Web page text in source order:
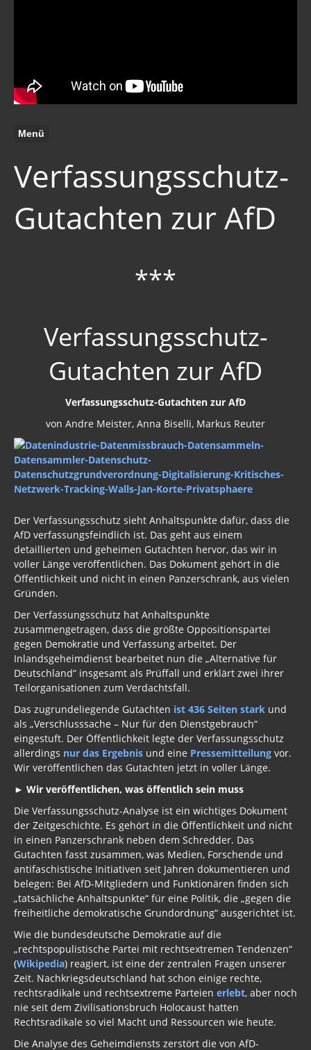
Menü
Verfassungsschutz-
Gutachten zur AfD
***
Verfassungsschutz-
Gutachten zur AfD
Verfassungsschutz-Gutachten zur AfD
von Andre Meister, Anna Biselli, Markus Reuter
Der Verfassungsschutz sieht Anhaltspunkte dafür, dass die
AfD verfassungsfeindlich ist. Das geht aus einem
detaillierten und geheimen Gutachten hervor, das wir in
voller Länge veröffentlichen. Das Dokument gehört in die
Öffentlichkeit und nicht in einen Panzerschrank, aus vielen
Gründen.
Der Verfassungsschutz hat Anhaltspunkte
zusammengetragen, dass die größte Oppositionspartei
gegen Demokratie und Verfassung arbeitet. Der
Inlandsgeheimdienst bearbeitet nun die „Alternative für
Deutschland“ insgesamt als Prüffall und erklärt zwei ihrer
Teilorganisationen zum Verdachtsfall.
Das zugrundeliegende Gutachten ist 436 Seiten stark und
als „Verschlusssache – Nur für den Dienstgebrauch“
eingestuft. Der Öffentlichkeit legte der Verfassungsschutz
allerdings nur das Ergebnis und eine Pressemitteilung vor.
Wir veröffentlichen das Gutachten jetzt in voller Länge.
► Wir veröffentlichen, was öffentlich sein muss
Die Verfassungsschutz-Analyse ist ein wichtiges Dokument
der Zeitgeschichte. Es gehört in die Öffentlichkeit und nicht
in einen Panzerschrank neben dem Schredder. Das
Gutachten fasst zusammen, was Medien, Forschende und
antifaschistische Initiativen seit Jahren dokumentieren und
belegen: Bei AfD-Mitgliedern und Funktionären finden sich
„tatsächliche Anhaltspunkte“ für eine Politik, die „gegen die
freiheitliche demokratische Grundordnung“ ausgerichtet ist.
Wie die bundesdeutsche Demokratie auf die
„rechtspopulistische Partei mit rechtsextremen Tendenzen“
(Wikipedia) reagiert, ist eine der zentralen Fragen unserer
Zeit. Nachkriegsdeutschland hat schon einige rechte,
rechtsradikale und rechtsextreme Parteien erlebt, aber noch
nie seit dem Zivilisationsbruch Holocaust hatten
Rechtsradikale so viel Macht und Ressourcen wie heute.
Die Analyse des Geheimdiensts zerstört die von AfD-